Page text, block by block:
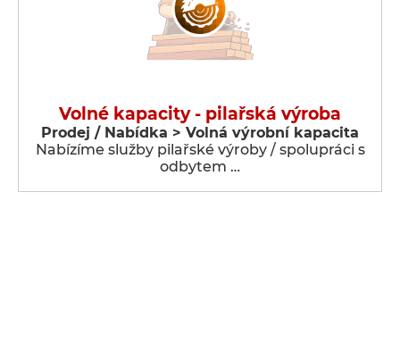
Volné kapacity - pilařská výroba
Prodej / Nabídka > Volná výrobní kapacita
Nabízíme služby pilařské výroby / spolupráci s
odbytem …